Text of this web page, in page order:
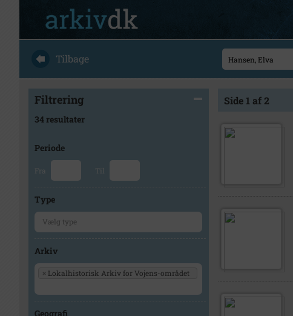
Tilbage
Filtrering
34 resultater
Periode
Fra Til
Type
Arkiv
× Lokalhistorisk Arkiv for Vojens-området
Geografi
Side 1 af 2